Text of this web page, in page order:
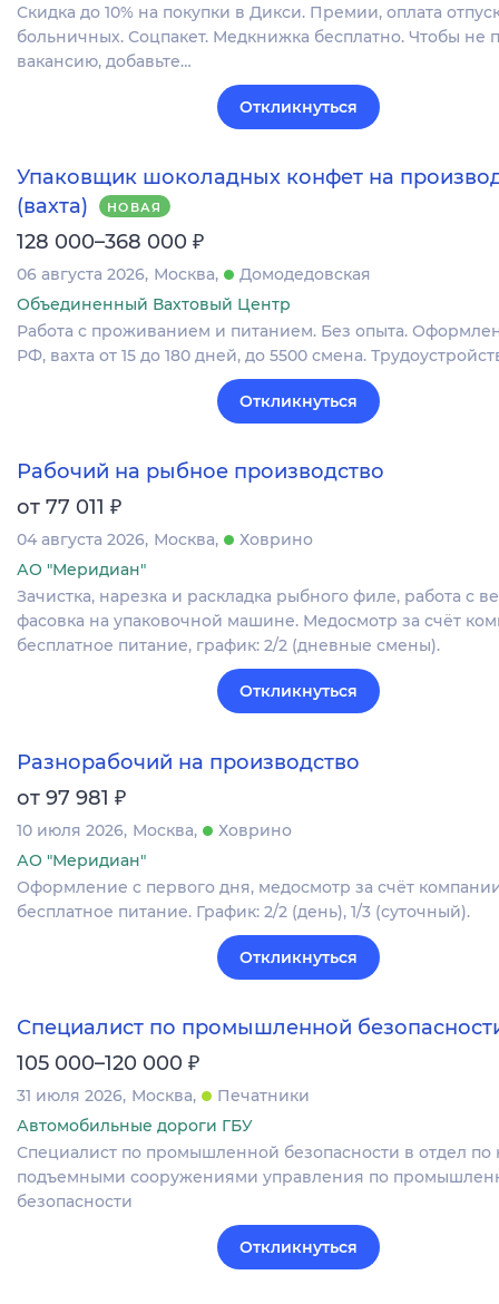
Скидка до 10% на покупки в Дикси. Премии, оплата
больничных. Соцпакет. Медкнижка бесплатно. Чтобы не
вакансию, добавьте…
Откликнуться
Упаковщик шоколадных конфет на
(вахта)
НОВАЯ
128 000–368 000 ₽
06 августа 2026 Москва
Домодедовская
Объединенный Вахтовый Центр
Работа с проживанием и питанием. Без опыта.
РФ, вахта от 15 до 180 дней, до 5500 смена.
Откликнуться
Рабочий на рыбное производство
от 77 011 ₽
04 августа 2026 Москва
Ховрино
АО "Меридиан"
Зачистка, нарезка и раскладка рыбного филе, работа с
фасовка на упаковочной машине. Медосмотр за счёт
бесплатное питание, график: 2/2 (дневные смены).
Откликнуться
Разнорабочий на производство
от 97 981 ₽
10 июля 2026 Москва
Ховрино
АО "Меридиан"
Оформление c первого дня, медосмотр за счёт
бесплатное питание. График: 2/2 (день), 1/3 (суточный).
Откликнуться
Специалист по промышленной
105 000–120 000 ₽
31 июля 2026 Москва
Печатники
Автомобильные дороги ГБУ
Специалист по промышленной безопасности в отдел по
подъемными сооружениями управления по
безопасности
Откликнуться